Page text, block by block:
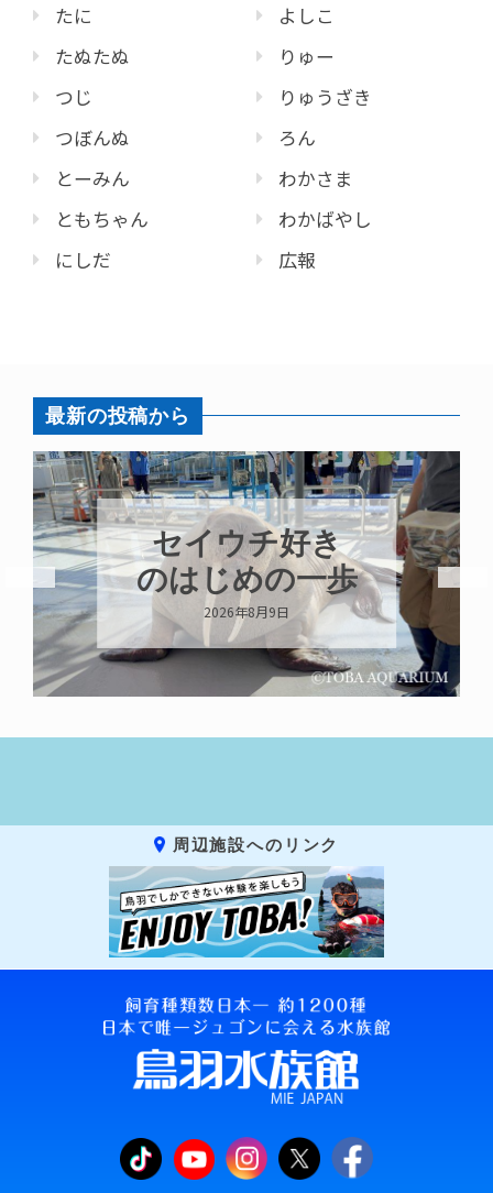
たに
たぬたぬ
つじ
つぼんぬ
とーみん
ともちゃん
にしだ
よしこ
りゅー
りゅうざき
ろん
わかさま
わかばやし
広報
最新の投稿から
セイウチ好き
のはじめの一歩
2026年8月9日
周辺施設へのリンク